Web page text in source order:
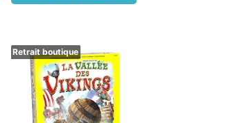
Retrait boutique